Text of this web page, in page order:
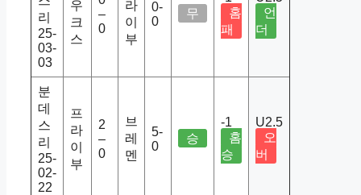
리
25-
03-
03
우
크
스
–
0
라
이
부
0-
0
무
홈
패
언
더
분
데
스
리
25-
02-
22
프
라
이
부
2
–
0
브
레
멘
5-
0
승
-1
홈
승
U2.5
오
버